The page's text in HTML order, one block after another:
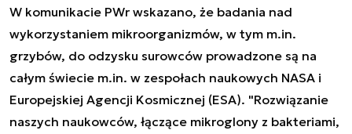
W komunikacie PWr wskazano, że badania nad
wykorzystaniem mikroorganizmów, w tym m.in.
grzybów, do odzysku surowców prowadzone są na
całym świecie m.in. w zespołach naukowych NASA i
Europejskiej Agencji Kosmicznej (ESA). "Rozwiązanie
naszych naukowców, łączące mikroglony z bakteriami,